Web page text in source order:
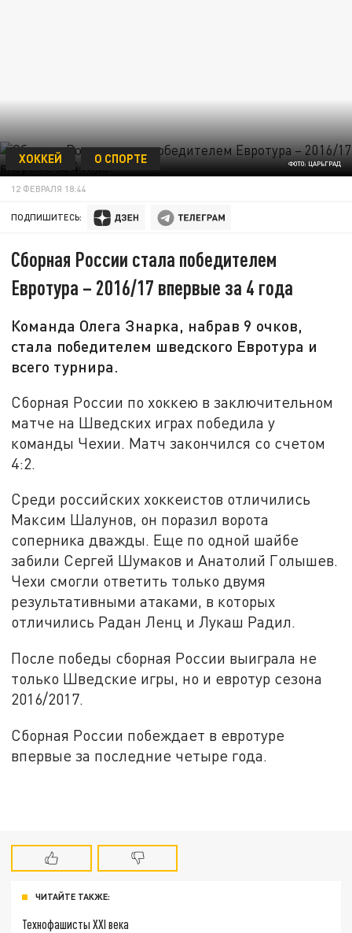
ФОТО: ЦАРЬГРАД
ХОККЕЙ О СПОРТЕ
12 ФЕВРАЛЯ 18:44
ПОДПИШИТЕСЬ:
Сборная России стала победителем
Евротура – 2016/17 впервые за 4 года
Команда Олега Знарка, набрав 9 очков,
стала победителем шведского Евротура и
всего турнира.
Сборная России по хоккею в заключительном
матче на Шведских играх победила у
команды Чехии. Матч закончился со счетом
4:2.
Среди российских хоккеистов отличились
Максим Шалунов, он поразил ворота
соперника дважды. Еще по одной шайбе
забили Сергей Шумаков и Анатолий Голышев.
Чехи смогли ответить только двумя
результативными атаками, в которых
отличились Радан Ленц и Лукаш Радил.
После победы сборная России выиграла не
только Шведские игры, но и евротур сезона
2016/2017.
Сборная России побеждает в евротуре
впервые за последние четыре года.
ЧИТАЙТЕ ТАКЖЕ:
Технофашисты XXI века